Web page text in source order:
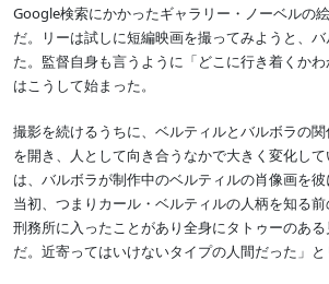
Google検索にかかったギャラリー・ノーベルの
だ。リーは試しに短編映画を撮ってみようと、
た。監督自身も言うように「どこに行き着くか
はこうして始まった。
撮影を続けるうちに、ベルティルとバルボラの
を開き、人として向き合うなかで大きく変化し
は、バルボラが制作中のベルティルの肖像画を
当初、つまりカール・ベルティルの人柄を知る
刑務所に入ったことがあり全身にタトゥーのあ
だ。近寄ってはいけないタイプの人間だった」と